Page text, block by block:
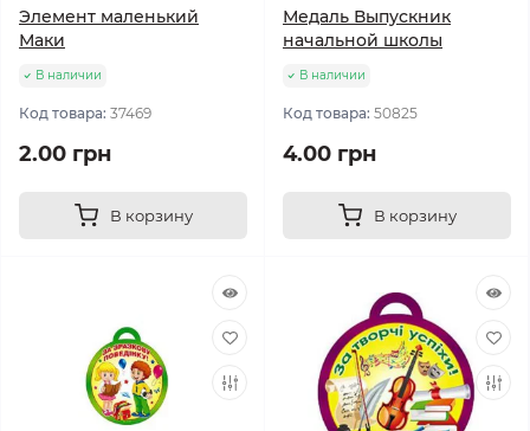
Элемент маленький
Маки
В наличии
Код товара: 37469
2.00 грн
В корзину
Медаль Выпускник
начальной школы
В наличии
Код товара: 50825
4.00 грн
В корзину